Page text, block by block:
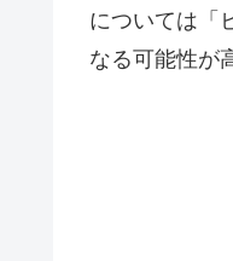
については「
なる可能性が